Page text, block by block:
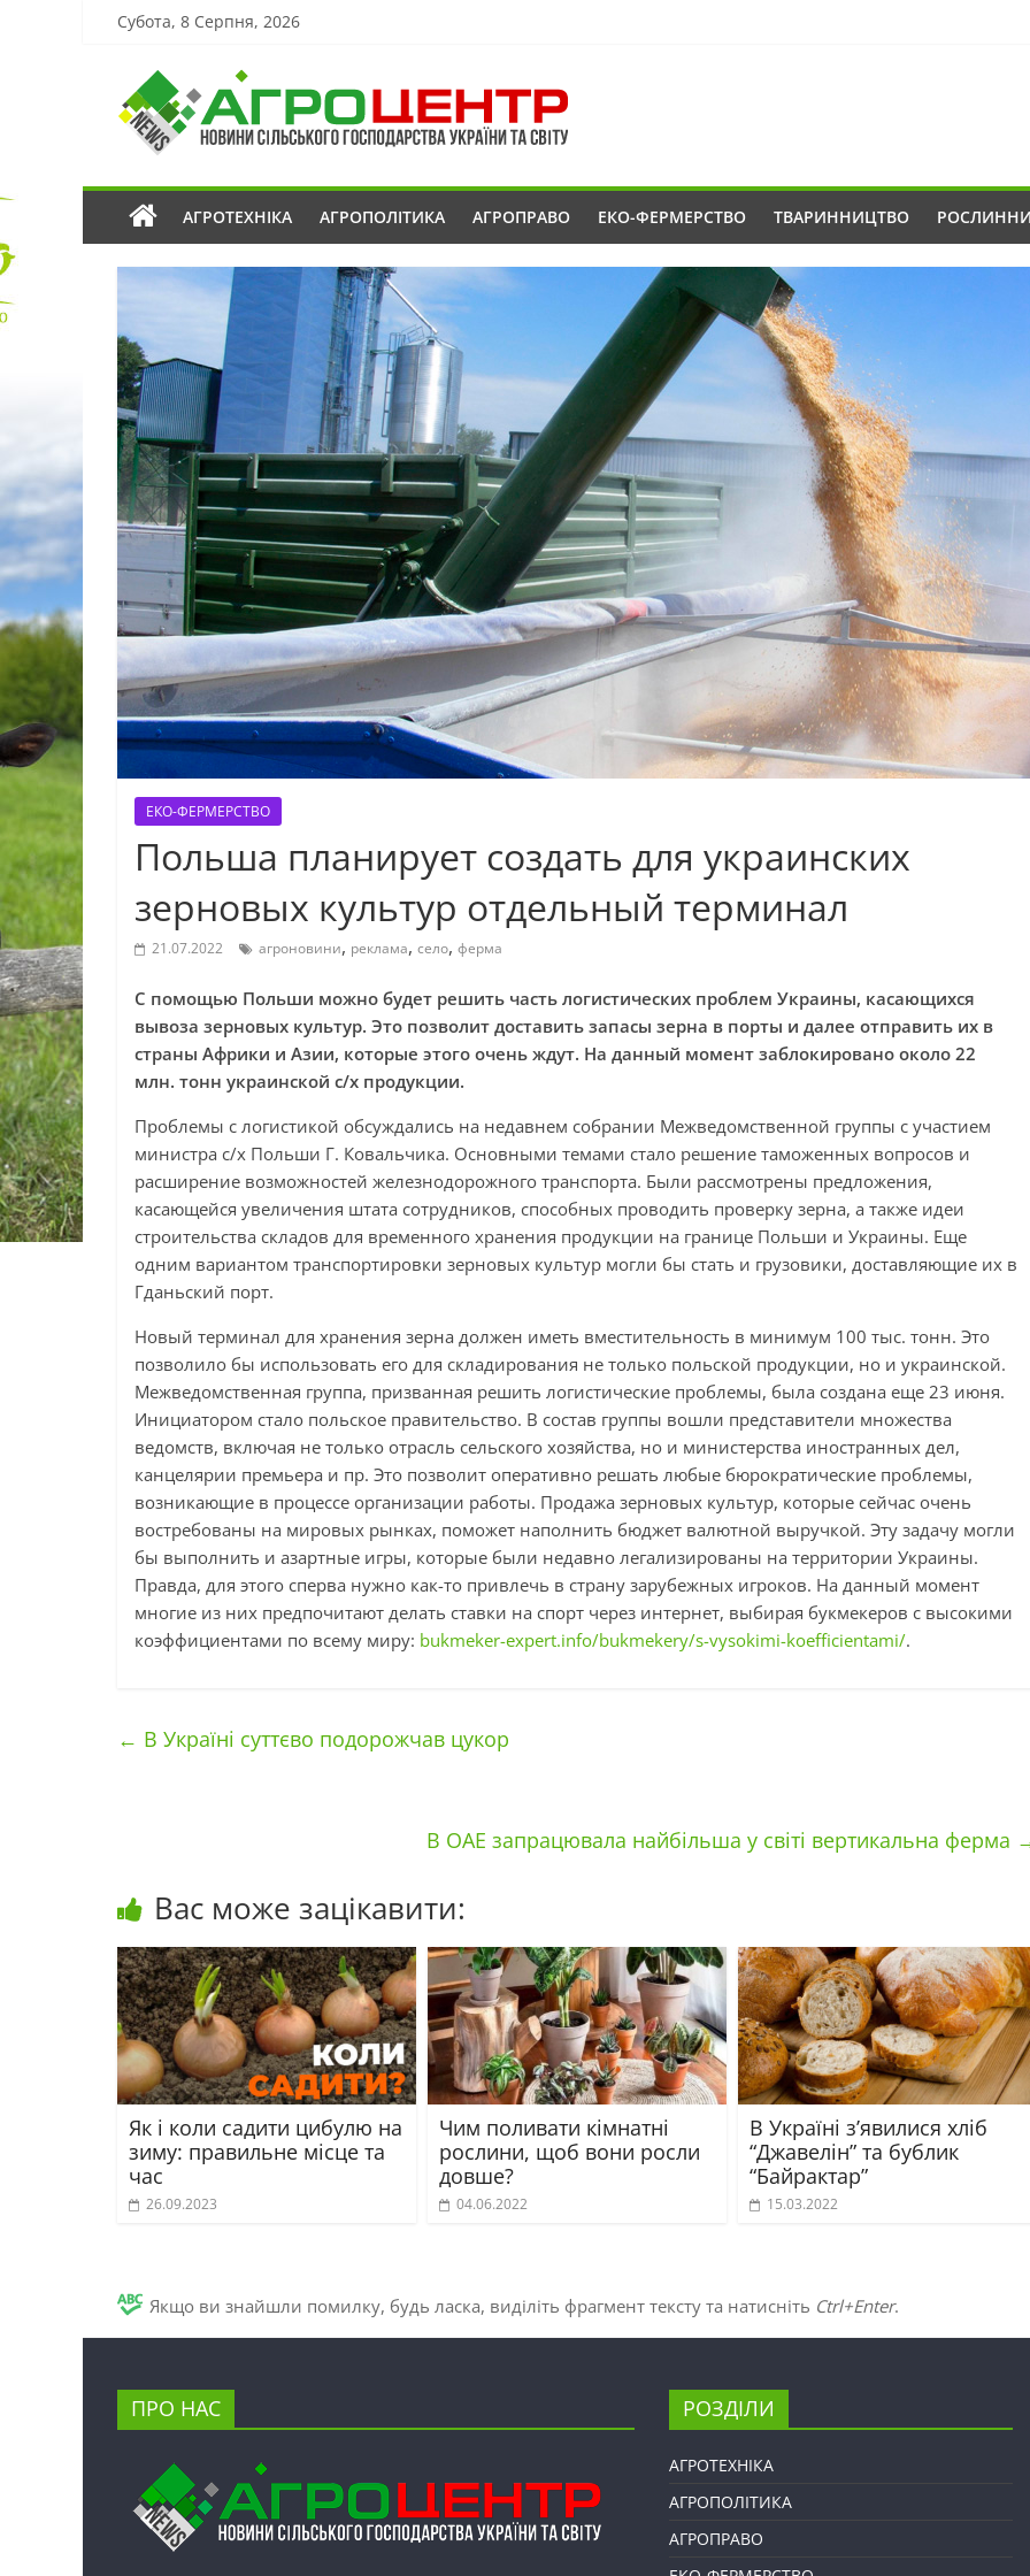
Субота, 8 Серпня, 2026
АГРОТЕХНІКА АГРОПОЛІТИКА АГРОПРАВО ЕКО-ФЕРМЕРСТВО ТВАРИННИЦТВО
ЕКО-ФЕРМЕРСТВО
Польша планирует создать для украинских
зерновых культур отдельный терминал
21.07.2022 агроновини, реклама, село, ферма
С помощью Польши можно будет решить часть логистических проблем Украины, касающихся
вывоза зерновых культур. Это позволит доставить запасы зерна в порты и далее отправить их в
страны Африки и Азии, которые этого очень ждут. На данный момент заблокировано около 22
млн. тонн украинской с/х продукции.
Проблемы с логистикой обсуждались на недавнем собрании Межведомственной группы с участием
министра с/х Польши Г. Ковальчика. Основными темами стало решение таможенных вопросов и
расширение возможностей железнодорожного транспорта. Были рассмотрены предложения,
касающейся увеличения штата сотрудников, способных проводить проверку зерна, а также идеи
строительства складов для временного хранения продукции на границе Польши и Украины. Еще
одним вариантом транспортировки зерновых культур могли бы стать и грузовики, доставляющие их в
Гданьский порт.
Новый терминал для хранения зерна должен иметь вместительность в минимум 100 тыс. тонн. Это
позволило бы использовать его для складирования не только польской продукции, но и украинской.
Межведомственная группа, призванная решить логистические проблемы, была создана еще 23 июня.
Инициатором стало польское правительство. В состав группы вошли представители множества
ведомств, включая не только отрасль сельского хозяйства, но и министерства иностранных дел,
канцелярии премьера и пр. Это позволит оперативно решать любые бюрократические проблемы,
возникающие в процессе организации работы. Продажа зерновых культур, которые сейчас очень
востребованы на мировых рынках, поможет наполнить бюджет валютной выручкой. Эту задачу могли
бы выполнить и азартные игры, которые были недавно легализированы на территории Украины.
Правда, для этого сперва нужно как-то привлечь в страну зарубежных игроков. На данный момент
многие из них предпочитают делать ставки на спорт через интернет, выбирая букмекеров с высокими
коэффициентами по всему миру: bukmeker-expert.info/bukmekery/s-vysokimi-koefficientami/.
← В Україні суттєво подорожчав цукор
В ОАЕ запрацювала найбільша у світі вертикальна ферма
Вас може зацікавити:
Як і коли садити цибулю на
зиму: правильне місце та
час
26.09.2023
Чим поливати кімнатні
рослини, щоб вони росли
довше?
04.06.2022
В Україні з’явилися хліб
“Джавелін” та бублик
“Байрактар”
15.03.2022
Якщо ви знайшли помилку, будь ласка, виділіть фрагмент тексту та натисніть Ctrl+Enter.
ПРО НАС РОЗДІЛИ
АГРОТЕХНІКА
АГРОПОЛІТИКА
АГРОПРАВО